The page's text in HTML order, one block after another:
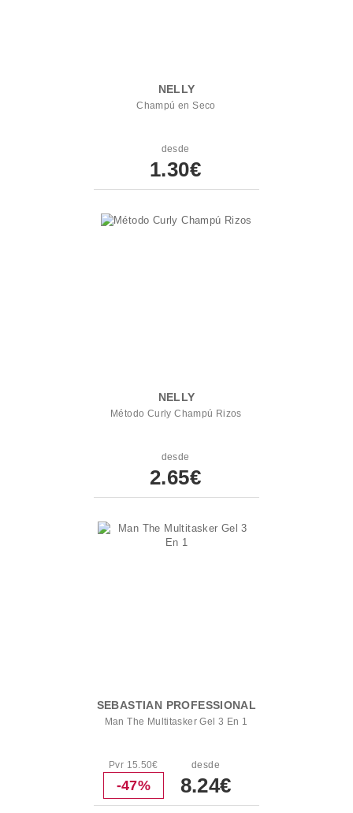
NELLY
Champú en Seco
desde
1.30€
NELLY
Método Curly Champú Rizos
desde
2.65€
SEBASTIAN PROFESSIONAL
Man The Multitasker Gel 3 En 1
Pvr 15.50€
-47%
desde
8.24€